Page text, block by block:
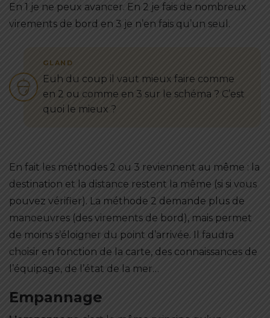
En 1 je ne peux avancer. En 2 je fais de nombreux
virements de bord en 3 je n’en fais qu’un seul.
Euh du coup il vaut mieux faire comme
en 2 ou comme en 3 sur le schéma ? C’est
quoi le mieux ?
En fait les méthodes 2 ou 3 reviennent au même : la
destination et la distance restent la même (si si vous
pouvez vérifier). La méthode 2 demande plus de
manoeuvres (des virements de bord), mais permet
de moins s’éloigner du point d’arrivée. Il faudra
choisir en fonction de la carte, des connaissances de
l’équipage, de l’état de la mer…
Empannage